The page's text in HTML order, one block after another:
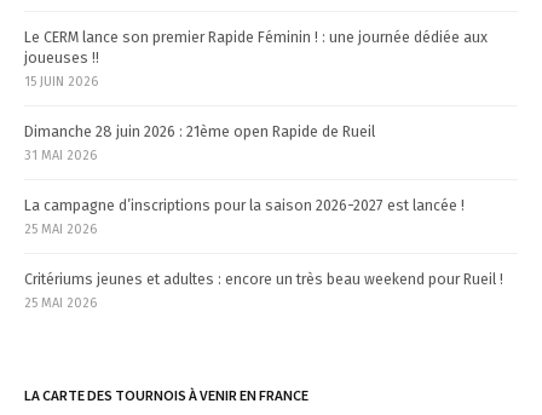
nLe CERM lance son premier Rapide Féminin ! : une journée dédiée aux
joueuses !!
15 JUIN 2026
Dimanche 28 juin 2026 : 21ème open Rapide de Rueil
31 MAI 2026
La campagne d’inscriptions pour la saison 2026-2027 est lancée !
25 MAI 2026
Critériums jeunes et adultes : encore un très beau weekend pour Rueil !
25 MAI 2026
LA CARTE DES TOURNOIS À VENIR EN FRANCE